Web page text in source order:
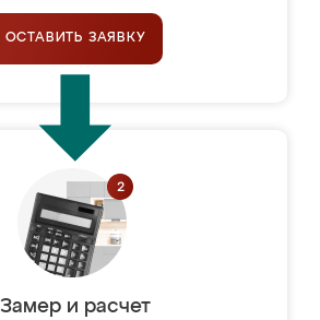
ОСТАВИТЬ ЗАЯВКУ
Замер и расчет